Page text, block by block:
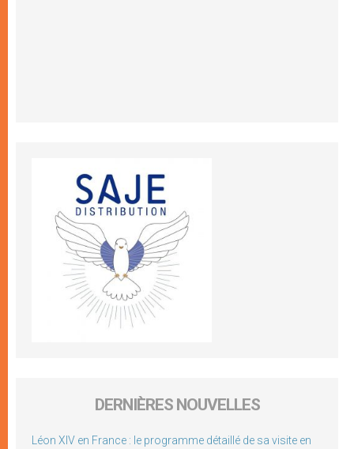
DERNIÈRES NOUVELLES
Léon XIV en France : le programme détaillé de sa visite en